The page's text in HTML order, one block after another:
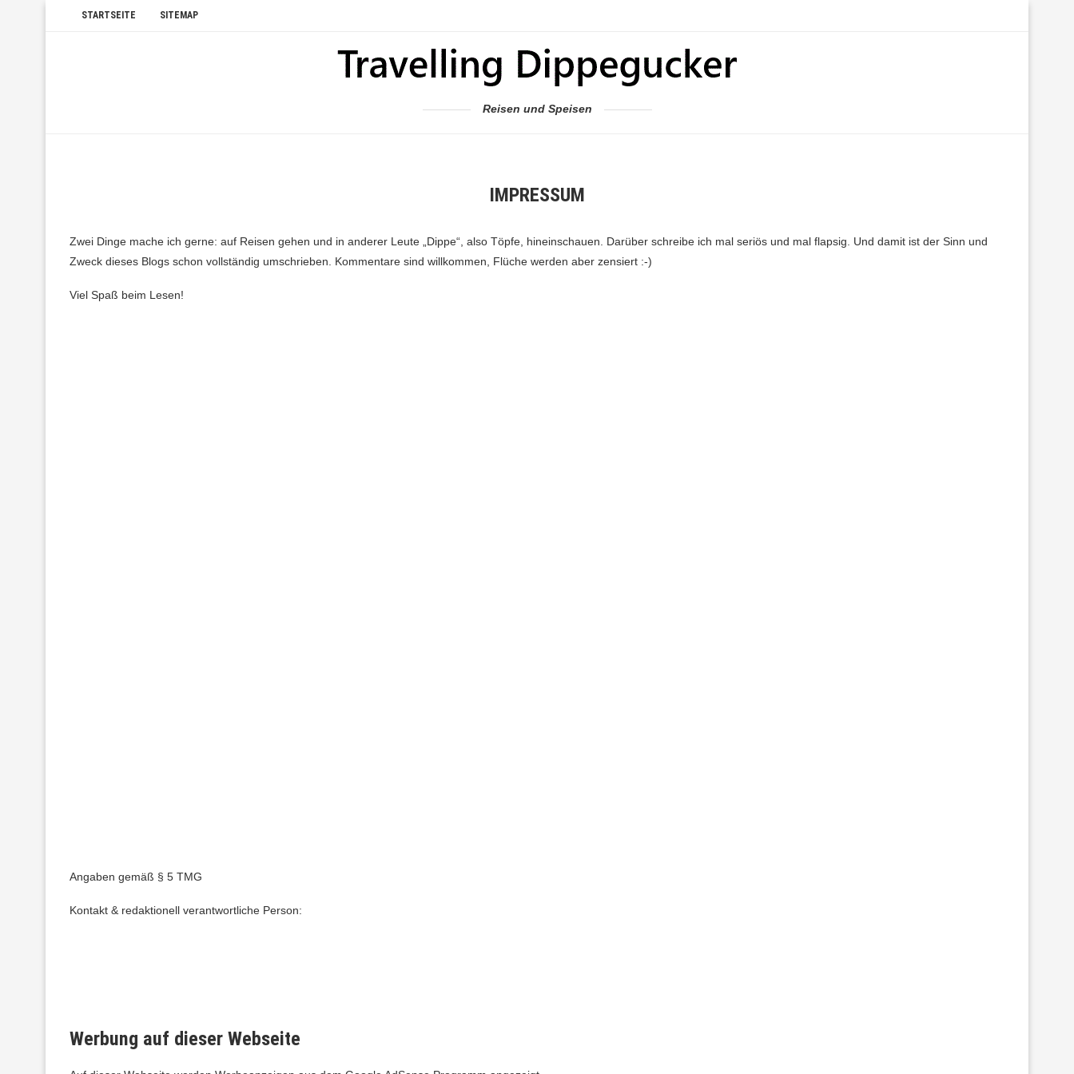
STARTSEITE SITEMAP
Reisen und Speisen
IMPRESSUM
Zwei Dinge mache ich gerne: auf Reisen gehen und in anderer Leute „Dippe“, also Töpfe, hineinschauen. Darüber schreibe ich mal seriös und mal flapsig. Und damit ist der Sinn und
Zweck dieses Blogs schon vollständig umschrieben. Kommentare sind willkommen, Flüche werden aber zensiert :-)
Viel Spaß beim Lesen!
Angaben gemäß § 5 TMG
Kontakt & redaktionell verantwortliche Person:
Werbung auf dieser Webseite